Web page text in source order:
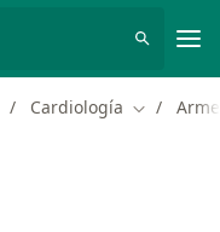
Cardiología Cambiar